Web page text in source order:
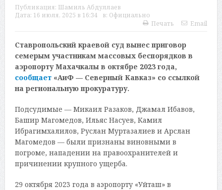
Публикация: Шамиль Абдуллаев
Дата: 16 июля, 2025 в 16:34 в: Официально
Печать
Email
Ставропольский краевой суд вынес приговор
семерым участникам массовых беспорядков в
аэропорту Махачкалы в октябре 2023 года,
сообщает«АиФ — Северный Кавказ» со ссылкой
на региональную прокуратуру.
Подсудимые — Микаил Разаков, Джамал Ибавов,
Башир Магомедов, Ильяс Насуев, Камил
Ибрагимхалилов, Руслан Муртазалиев и Арслан
Магомедов — были признаны виновными в
погроме, нападении на правоохранителей и
причинении крупного ущерба.
29 октября 2023 года в аэропорту «Уйташ» в